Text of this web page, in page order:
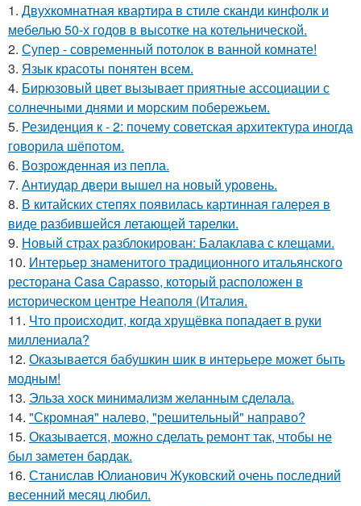
1. Двухкомнатная квартира в стиле сканди кинфолк и
мебелью 50-х годов в высотке на котельнической.
2. Супер - современный потолок в ванной комнате!
3. Язык красоты понятен всем.
4. Бирюзовый цвет вызывает приятные ассоциации с
солнечными днями и морским побережьем.
5. Резиденция к - 2: почему советская архитектура иногда
говорила шёпотом.
6. Возрожденная из пепла.
7. Антиудар двери вышел на новый уровень.
8. В китайских степях появилась картинная галерея в
виде разбившейся летающей тарелки.
9. Новый страх разблокирован: Балаклава с клещами.
10. Интерьер знаменитого традиционного итальянского
ресторана Casa Capasso, который расположен в
историческом центре Неаполя (Италия.
11. Что происходит, когда хрущёвка попадает в руки
миллениала?
12. Оказывается бабушкин шик в интерьере может быть
модным!
13. Эльза хоск минимализм желанным сделала.
14. "Скромная" налево, "решительный" направо?
15. Оказывается, можно сделать ремонт так, чтобы не
был заметен бардак.
16. Станислав Юлианович Жуковский очень последний
весенний месяц любил.